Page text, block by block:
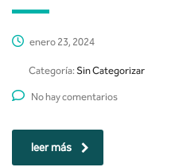
enero 23, 2024
Categoría: Sin Categorizar
No hay comentarios
leer más